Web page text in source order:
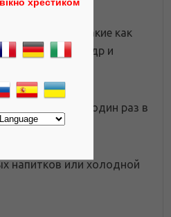
специи, такие как
кориандр и
тминный чай один раз в
напитков или холодной
хрестиком